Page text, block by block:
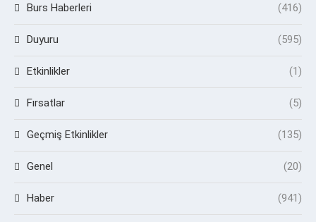
Burs Haberleri (416)
Duyuru (595)
Etkinlikler (1)
Fırsatlar (5)
Geçmiş Etkinlikler (135)
Genel (20)
Haber (941)